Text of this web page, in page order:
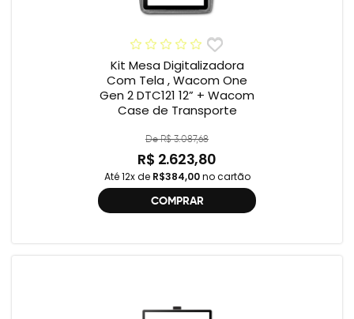
Kit Mesa Digitalizadora
Com Tela , Wacom One
Gen 2 DTC121 12” + Wacom
Case de Transporte
De R$ 3.087,68
R$ 2.623,80
Até 12x de R$384,00no cartão
COMPRAR